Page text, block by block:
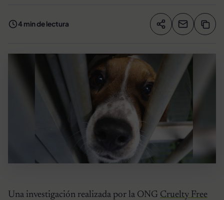
4 min de lectura Compartir
Una investigación realizada por la ONG Cruelty Free